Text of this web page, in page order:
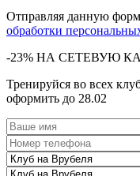
Отправляя данную
обработки
-23% НА СЕТЕВУЮ
Тренируйся во всех
оформить до 28.02